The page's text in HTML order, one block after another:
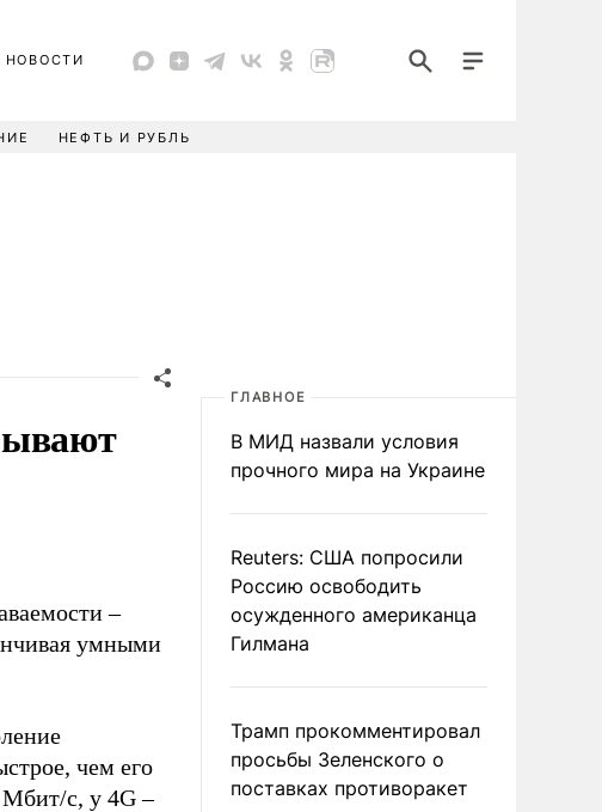
НОВОСТИ
НЕФТЬ И РУБЛЬ
–
умными
чем его
Мбит/с, у 4G –
ГЛАВНОЕ
В МИД назвали условия
прочного мира на Украине
Reuters: США попросили
Россию освободить
осужденного американца
Гилмана
Трамп прокомментировал
просьбы Зеленского о
поставках противоракет